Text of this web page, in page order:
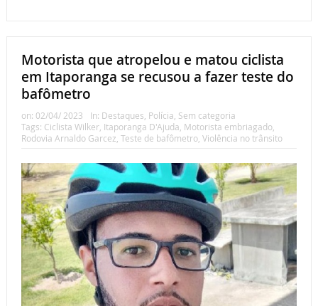
Motorista que atropelou e matou ciclista
em Itaporanga se recusou a fazer teste do
bafômetro
on: 02/04/ 2023 In: Destaques, Polícia, Sem categoria
Tags: Ciclista Wilker, Itaporanga D'Ajuda, Motorista embriagado,
Rodovia Arnaldo Garcez, Teste de bafômetro, Violência no trânsito